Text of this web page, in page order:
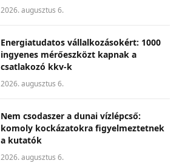
2026. augusztus 6.
Energiatudatos vállalkozásokért: 1000
ingyenes mérőeszközt kapnak a
csatlakozó kkv-k
2026. augusztus 6.
Nem csodaszer a dunai vízlépcső:
komoly kockázatokra figyelmeztetnek
a kutatók
2026. augusztus 6.